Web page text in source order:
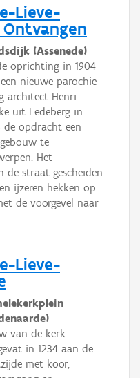
Lieve-
(Assenede)
oprichting in 1904
nieuwe parochie
architect Henri
uit Ledeberg in
de opdracht een
te
Het
de straat gescheiden
ijzeren hekken op
de voorgevel naar
Lieve-
van de kerk
in 1234 aan de
met koor,